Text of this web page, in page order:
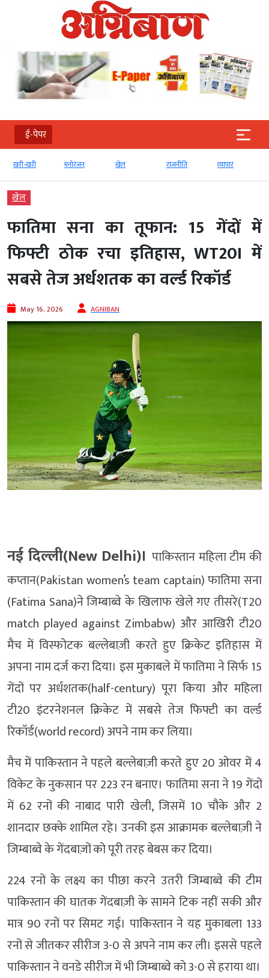
ई-पेपर
खरी-खरी मनोरंजन खेल राजनीति व्‍यापार
खेल
फातिमा सना का तूफान: 15 गेंदों में
फिफ्टी ठोक रचा इतिहास, WT20I में
सबसे तेज अर्धशतक का वर्ल्ड रिकॉर्ड
May 16, 2026 AGNIBAN
नई दिल्ली(New Delhi)। पाकिस्तान महिला टीम की
कप्तान(Pakistan women’s team captain) फातिमा सना
(Fatima Sana)ने जिम्बाब्वे के खिलाफ खेले गए तीसरे(T20
match played against Zimbabw) और आखिरी टी20
मैच में विस्फोटक बल्लेबाज़ी करते हुए क्रिकेट इतिहास में
अपना नाम दर्ज करा दिया। इस मुकाबले में फातिमा ने सिर्फ 15
गेंदों पर अर्धशतक(half-century) पूरा किया और महिला
टी20 इंटरनेशनल क्रिकेट में सबसे तेज फिफ्टी का वर्ल्ड
रिकॉर्ड(world record) अपने नाम कर लिया।
मैच में पाकिस्तान ने पहले बल्लेबाज़ी करते हुए 20 ओवर में 4
विकेट के नुकसान पर 223 रन बनाए। फातिमा सना ने 19 गेंदों
में 62 रनों की नाबाद पारी खेली, जिसमें 10 चौके और 2
शानदार छक्के शामिल रहे। उनकी इस आक्रामक बल्लेबाज़ी ने
जिम्बाब्वे के गेंदबाज़ों को पूरी तरह बेबस कर दिया।
224 रनों के लक्ष्य का पीछा करने उतरी जिम्बाब्वे की टीम
पाकिस्तान की घातक गेंदबाज़ी के सामने टिक नहीं सकी और
मात्र 90 रनों पर सिमट गई। पाकिस्तान ने यह मुकाबला 133
रनों से जीतकर सीरीज 3-0 से अपने नाम कर ली। इससे पहले
पाकिस्तान ने वनडे सीरीज में भी जिम्बाब्वे को 3-0 से हराया था।